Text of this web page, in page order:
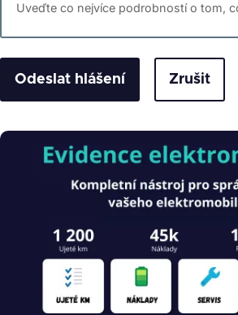
Uveďte co nejvíce podrobností o tom,
Zrušit
Obrázek